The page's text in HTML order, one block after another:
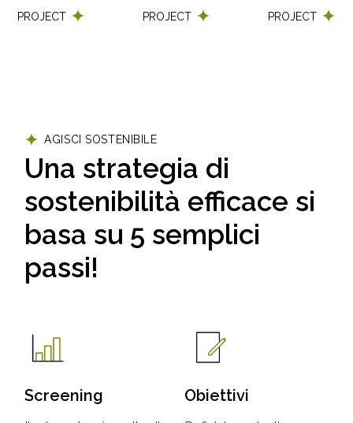
PROJECT PROJECT PROJECT
AGISCI SOSTENIBILE
Una strategia di
sostenibilità efficace si
basa su 5 semplici
passi!
Screening Obiettivi